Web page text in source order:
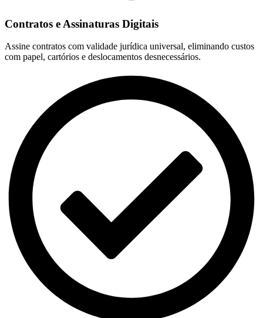
Contratos e Assinaturas Digitais
Assine contratos com validade jurídica universal, eliminando custos
com papel, cartórios e deslocamentos desnecessários.